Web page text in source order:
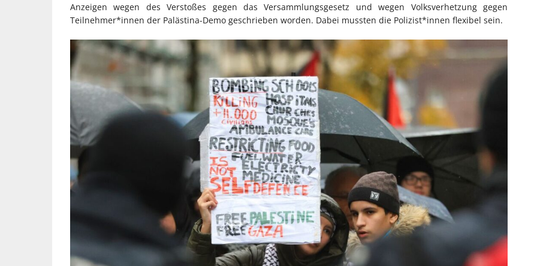
Anzeigen wegen des Verstoßes gegen das Versammlungsgesetz und wegen Volksverhetzung gegen
Teilnehmer*innen der Palästina-Demo geschrieben worden. Dabei mussten die Polizist*innen flexibel sein.